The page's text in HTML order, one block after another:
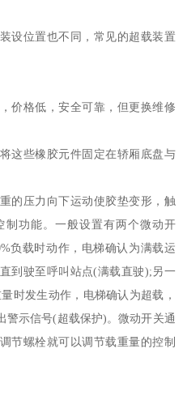
设位置也不同，常见的超载装置
价格低，安全可靠，但更换维修
这些橡胶元件固定在轿厢底盘与
的压力向下运动使胶垫变形，触
功能。一般设置有两个微动开
负载时动作，电梯确认为满载运
到驶至呼叫站点(满载直驶);另一
时发生动作，电梯确认为超载，
警示信号(超载保护)。微动开关通
节螺栓就可以调节载重量的控制